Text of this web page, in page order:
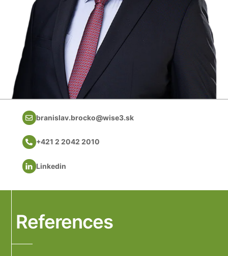
branislav.brocko@wise3.sk
+421 2 2042 2010
Linkedin
References